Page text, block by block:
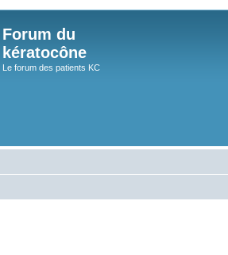
Forum du
kératocône
Le forum des patients KC